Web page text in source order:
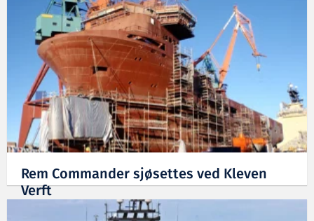
Rem Commander sjøsettes ved Kleven
Verft